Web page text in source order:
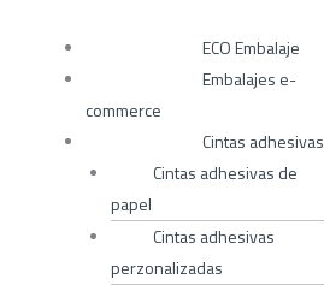
ECO Embalaje
Embalajes e-
commerce
Cintas adhesivas
Cintas adhesivas de
papel
Cintas adhesivas
perzonalizadas